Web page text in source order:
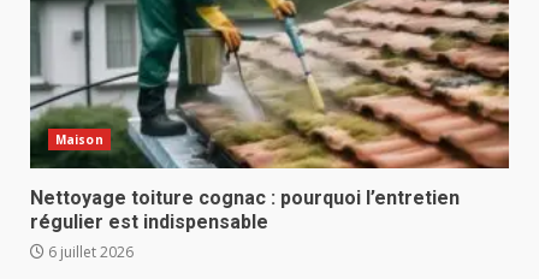
Maison
Nettoyage toiture cognac : pourquoi l’entretien
régulier est indispensable
6 juillet 2026